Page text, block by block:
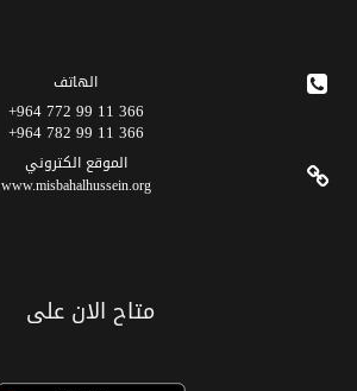
الهاتف
366 11 99 772 964+
366 11 99 782 964+
الموقع الکتروني
www.misbahalhussein.org
متاح الان على